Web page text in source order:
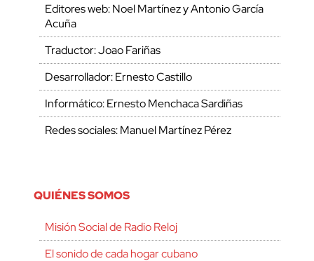
Editores web: Noel Martínez y Antonio García
Acuña
Traductor: Joao Fariñas
Desarrollador: Ernesto Castillo
Informático: Ernesto Menchaca Sardiñas
Redes sociales: Manuel Martínez Pérez
QUIÉNES SOMOS
Misión Social de Radio Reloj
El sonido de cada hogar cubano